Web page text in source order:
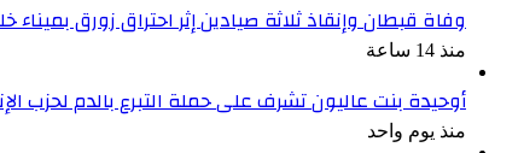
وفاة قبطان وإنقاذ ثلاثة صيادين إثر احتراق زورق بميناء
منذ 14 ساعة
أوحيدة بنت عاليون تشرف على حملة التبرع بالدم لحزب
منذ يوم واحد